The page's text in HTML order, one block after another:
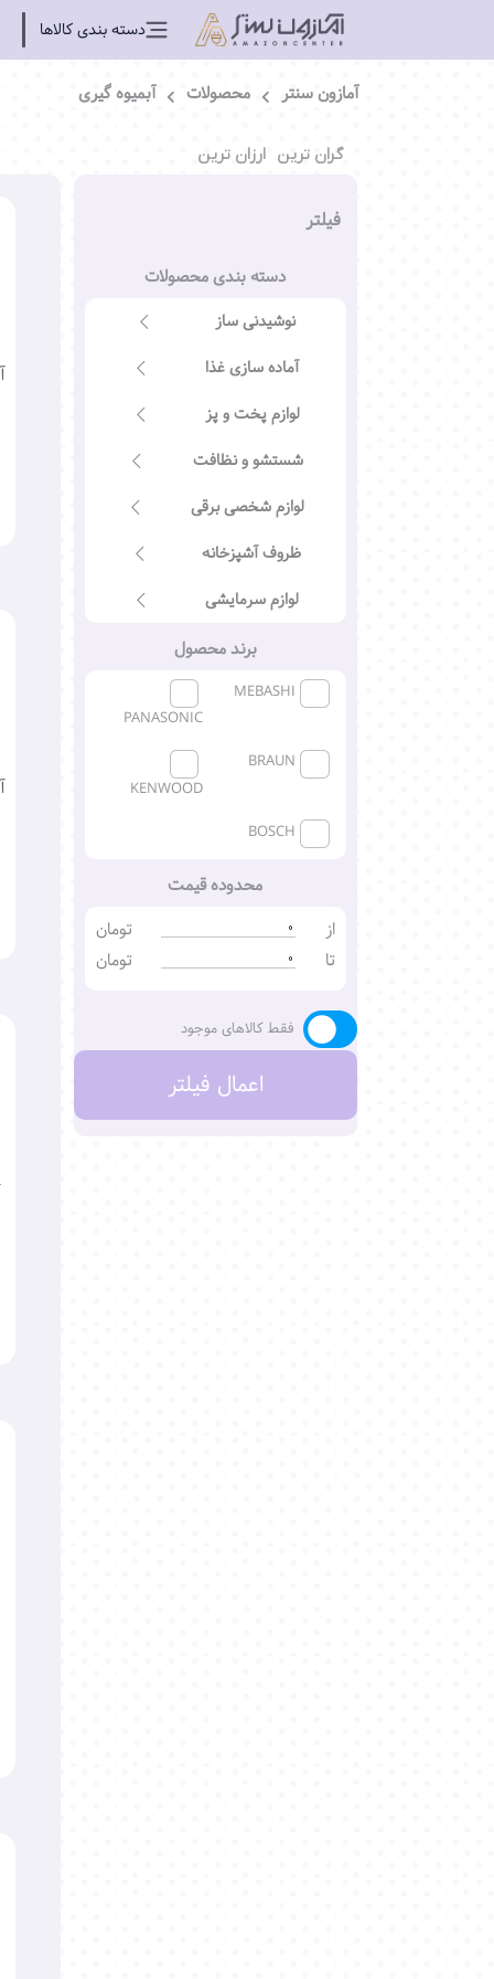
دسته بندی کالاها
آمازون سنتر محصولات آبمیوه گیری
گران ترین ارزان ترین
فیلتر
دسته بندی محصولات
نوشیدنی ساز
آماده سازی غذا
لوازم پخت و پز
شستشو و نظافت
لوازم شخصی برقی
ظروف آشپزخانه
لوازم سرمایشی
برند محصول
PANASONIC
BRAUN
KENWOOD
BOSCH
محدوده قیمت
از
تومان
تا
تومان
فقط کالاهای موجود
اعمال فیلتر